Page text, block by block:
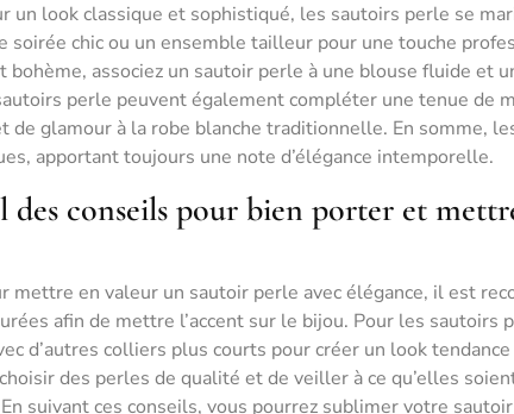
un look classique et sophistiqué, les sautoirs perle se
soirée chic ou un ensemble tailleur pour une touche
bohème, associez un sautoir perle à une blouse fluide et
perle peuvent également compléter une tenue de
de glamour à la robe blanche traditionnelle. En somme,
apportant toujours une note d’élégance intemporelle.
des conseils pour bien porter et
mettre en valeur un sautoir perle avec élégance, il est
afin de mettre l’accent sur le bijou. Pour les sautoirs
d’autres colliers plus courts pour créer un look
des perles de qualité et de veiller à ce qu’elles
suivant ces conseils, vous pourrez sublimer votre